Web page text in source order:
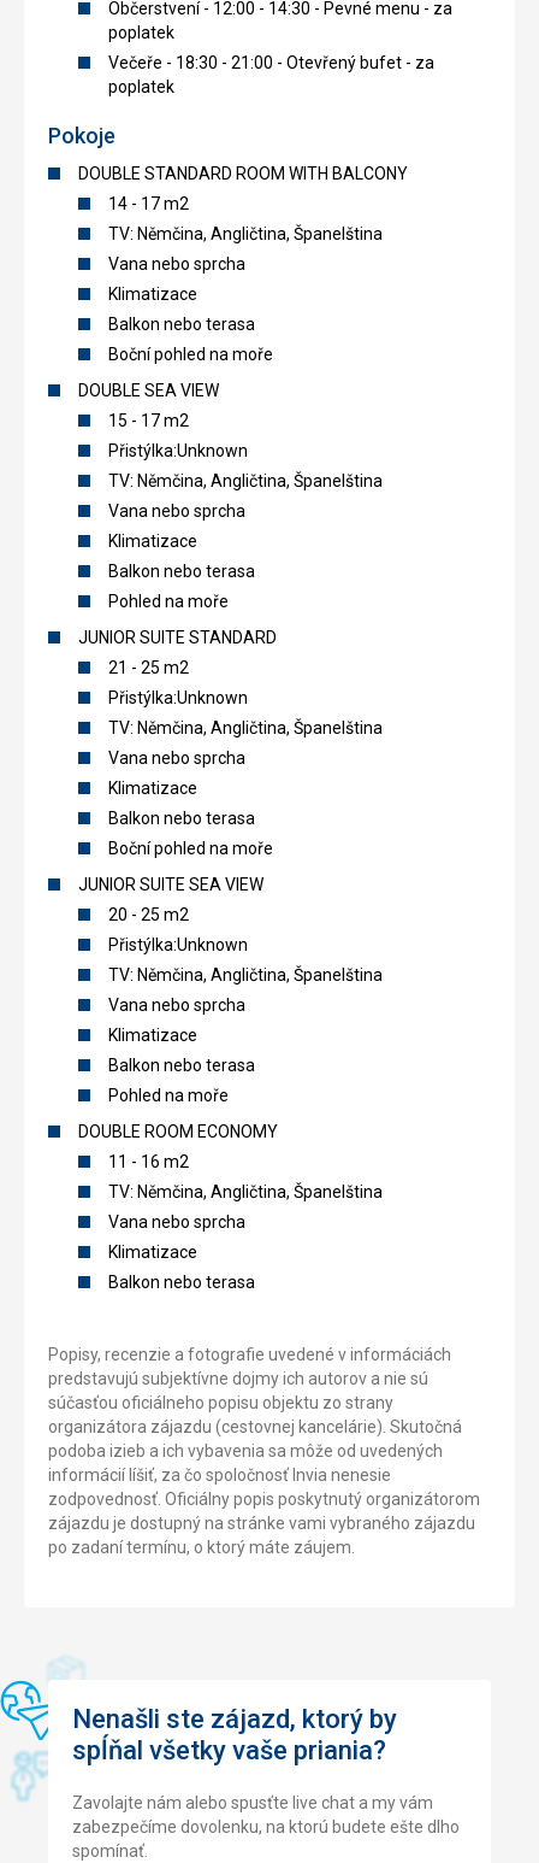
Občerstvení - 12:00 - 14:30 - Pevné menu - za
poplatek
Večeře - 18:30 - 21:00 - Otevřený bufet - za
poplatek
Pokoje
DOUBLE STANDARD ROOM WITH BALCONY
14 - 17 m2
TV: Němčina, Angličtina, Španelština
Vana nebo sprcha
Klimatizace
Balkon nebo terasa
Boční pohled na moře
DOUBLE SEA VIEW
15 - 17 m2
Přistýlka:Unknown
TV: Němčina, Angličtina, Španelština
Vana nebo sprcha
Klimatizace
Balkon nebo terasa
Pohled na moře
JUNIOR SUITE STANDARD
21 - 25 m2
Přistýlka:Unknown
TV: Němčina, Angličtina, Španelština
Vana nebo sprcha
Klimatizace
Balkon nebo terasa
Boční pohled na moře
JUNIOR SUITE SEA VIEW
20 - 25 m2
Přistýlka:Unknown
TV: Němčina, Angličtina, Španelština
Vana nebo sprcha
Klimatizace
Balkon nebo terasa
Pohled na moře
DOUBLE ROOM ECONOMY
11 - 16 m2
TV: Němčina, Angličtina, Španelština
Vana nebo sprcha
Klimatizace
Balkon nebo terasa
Popisy, recenzie a fotografie uvedené v informáciách
predstavujú subjektívne dojmy ich autorov a nie sú
súčasťou oficiálneho popisu objektu zo strany
organizátora zájazdu (cestovnej kancelárie). Skutočná
podoba izieb a ich vybavenia sa môže od uvedených
informácií líšiť, za čo spoločnosť Invia nenesie
zodpovednosť. Oficiálny popis poskytnutý organizátorom
zájazdu je dostupný na stránke vami vybraného zájazdu
po zadaní termínu, o ktorý máte záujem.
Nenašli ste zájazd, ktorý by
spĺňal všetky vaše priania?
Zavolajte nám alebo spusťte live chat a my vám
zabezpečíme dovolenku, na ktorú budete ešte dlho
spomínať.